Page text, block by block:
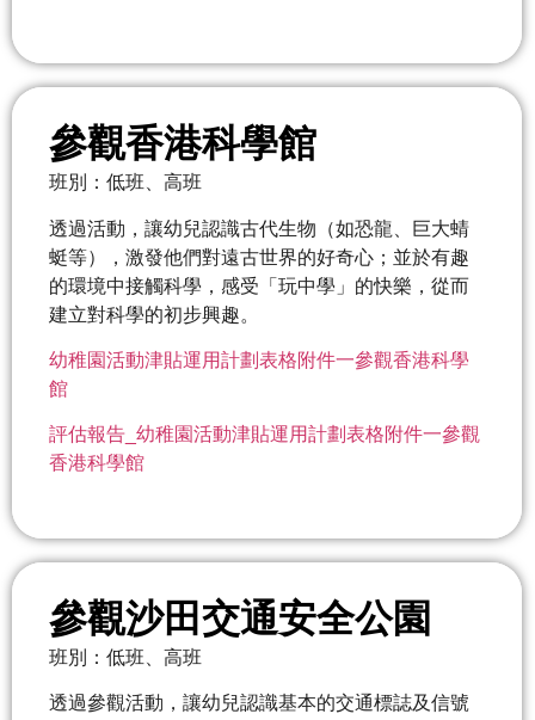
參觀香港科學館
班別：低班、高班
透過活動，讓幼兒認識古代生物（如恐龍、巨大蜻
蜓等），激發他們對遠古世界的好奇心；並於有趣
的環境中接觸科學，感受「玩中學」的快樂，從而
建立對科學的初步興趣。
幼稚園活動津貼運用計劃表格附件一參觀香港科學
館
評估報告_幼稚園活動津貼運用計劃表格附件一參觀
香港科學館
參觀沙田交通安全公園
班別：低班、高班
透過參觀活動，讓幼兒認識基本的交通標誌及信號